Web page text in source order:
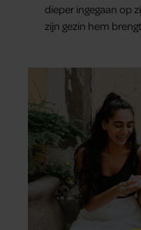
dieper ingegaan op
zijn gezin hem